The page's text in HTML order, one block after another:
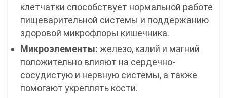
клетчатки способствует нормальной работе
пищеварительной системы и поддержанию
здоровой микрофлоры кишечника.
Микроэлементы: железо, калий и магний
положительно влияют на сердечно-
сосудистую и нервную системы, а также
помогают укреплять кости.